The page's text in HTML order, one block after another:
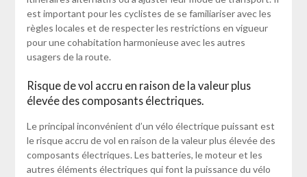
est important pour les cyclistes de se familiariser avec les
règles locales et de respecter les restrictions en vigueur
pour une cohabitation harmonieuse avec les autres
usagers de la route.
Risque de vol accru en raison de la valeur plus
élevée des composants électriques.
Le principal inconvénient d’un vélo électrique puissant est
le risque accru de vol en raison de la valeur plus élevée des
composants électriques. Les batteries, le moteur et les
autres éléments électriques qui font la puissance du vélo